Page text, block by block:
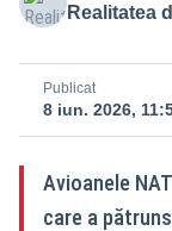
Realitatea
Publicat
8 iun. 2026,
Avioanele
care a